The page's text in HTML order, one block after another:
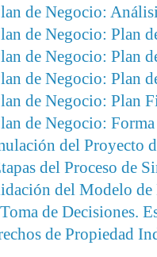
de Negocio:
de Negocio: Plan
de Negocio: Plan
de Negocio: Plan
de Negocio: Plan
de Negocio:
del Proyecto
del Proceso de
del Modelo de
de Decisiones.
de Propiedad